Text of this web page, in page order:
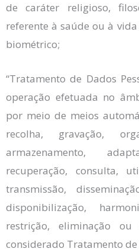
de caráter religioso,
referente à saúde ou à
biométrico;
“Tratamento de Dados
operação efetuada no
por meio de meios
recolha, gravação,
armazenamento,
recuperação, consulta,
transmissão,
disponibilização,
restrição, eliminação
considerado Tratamento